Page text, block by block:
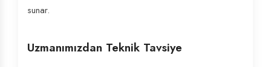
sunar.
Uzmanımızdan Teknik Tavsiye